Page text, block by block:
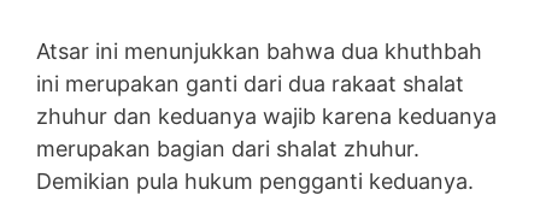
Atsar ini menunjukkan bahwa dua khuthbah
ini merupakan ganti dari dua rakaat shalat
zhuhur dan keduanya wajib karena keduanya
merupakan bagian dari shalat zhuhur.
Demikian pula hukum pengganti keduanya.